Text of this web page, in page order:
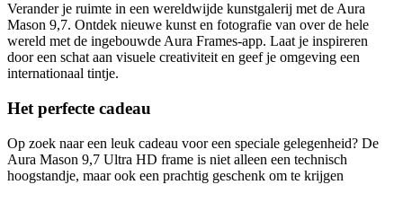
Verander je ruimte in een wereldwijde kunstgalerij met de Aura
Mason 9,7. Ontdek nieuwe kunst en fotografie van over de hele
wereld met de ingebouwde Aura Frames-app. Laat je inspireren
door een schat aan visuele creativiteit en geef je omgeving een
internationaal tintje.
Het perfecte cadeau
Op zoek naar een leuk cadeau voor een speciale gelegenheid? De
Aura Mason 9,7 Ultra HD frame is niet alleen een technisch
hoogstandje, maar ook een prachtig geschenk om te krijgen